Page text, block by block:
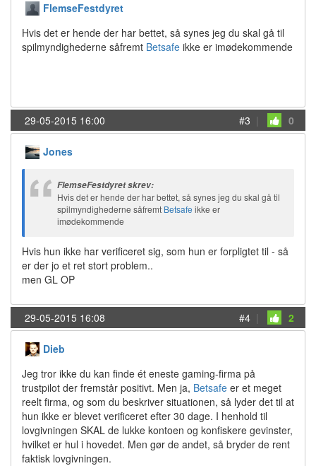
FlemseFestdyret
Hvis det er hende der har bettet, så synes jeg du skal gå til
spilmyndighederne såfremt Betsafe ikke er imødekommende
29-05-2015 16:00 #3 | 0
Jones
FlemseFestdyret skrev:
Hvis det er hende der har bettet, så synes jeg du skal gå til
spilmyndighederne såfremt Betsafe ikke er
imødekommende
Hvis hun ikke har verificeret sig, som hun er forpligtet til - så
er der jo et ret stort problem..
men GL OP
29-05-2015 16:08 #4 | 2
Dieb
Jeg tror ikke du kan finde ét eneste gaming-firma på
trustpilot der fremstår positivt. Men ja, Betsafe er et meget
reelt firma, og som du beskriver situationen, så lyder det til at
hun ikke er blevet verificeret efter 30 dage. I henhold til
lovgivningen SKAL de lukke kontoen og konfiskere gevinster,
hvilket er hul i hovedet. Men gør de andet, så bryder de rent
faktisk lovgivningen.